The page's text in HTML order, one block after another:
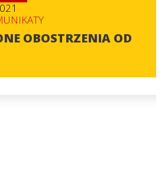
OBOSTRZENIA OD